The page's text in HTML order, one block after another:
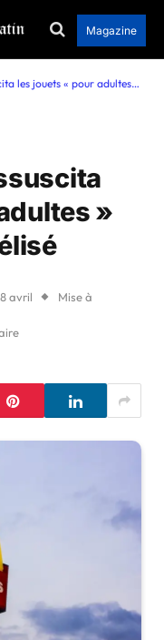
Magazine
« pour adultes » avec un menu pixélisé
»
avril Mise à